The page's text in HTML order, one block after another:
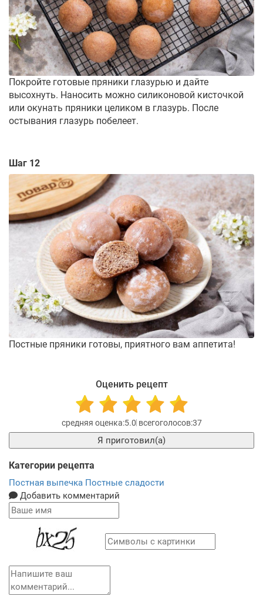
Покройте готовые пряники глазурью и дайте
высохнуть. Наносить можно силиконовой кисточкой
или окунать пряники целиком в глазурь. После
остывания глазурь побелеет.
Шаг 12
Постные пряники готовы, приятного вам аппетита!
Оценить рецепт
5.0 37
Я приготовил(а)
Категории рецепта
Постная выпечка Постные сладости
Добавить комментарий